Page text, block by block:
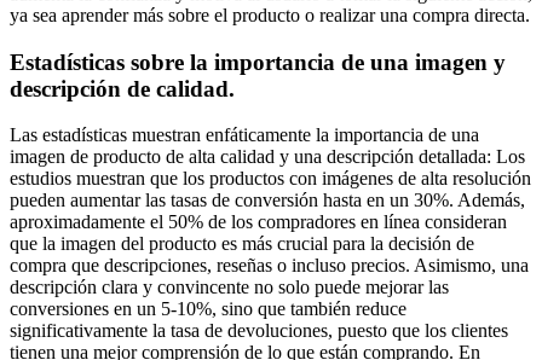
ya sea aprender más sobre el producto o realizar una compra directa.
Estadísticas sobre la importancia de una imagen y
descripción de calidad.
Las estadísticas muestran enfáticamente la importancia de una
imagen de producto de alta calidad y una descripción detallada: Los
estudios muestran que los productos con imágenes de alta resolución
pueden aumentar las tasas de conversión hasta en un 30%. Además,
aproximadamente el 50% de los compradores en línea consideran
que la imagen del producto es más crucial para la decisión de
compra que descripciones, reseñas o incluso precios. Asimismo, una
descripción clara y convincente no solo puede mejorar las
conversiones en un 5-10%, sino que también reduce
significativamente la tasa de devoluciones, puesto que los clientes
tienen una mejor comprensión de lo que están comprando. En